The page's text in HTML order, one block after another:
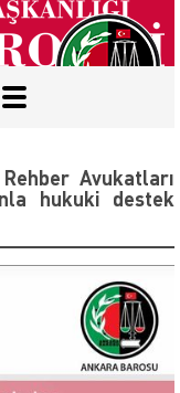
Mobile
Menu
Avukatları
hukuki destek